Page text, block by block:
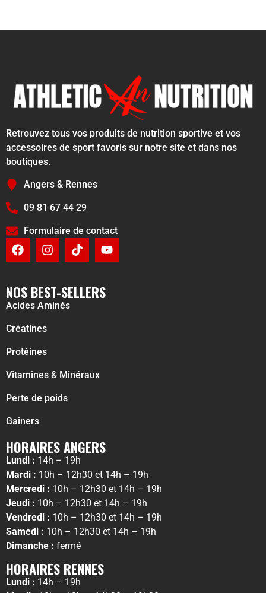
Retrouvez tous vos produits de nutrition sportive et vos
accessoires de sport favoris sur notre site et dans nos
boutiques.
Angers & Rennes
09 81 67 44 29
Formulaire de contact
NOS BEST-SELLERS
Acides Aminés
Créatines
Protéines
Vitamines & Minéraux
Perte de poids
Gainers
HORAIRES ANGERS
Lundi : 14h – 19h
Mardi : 10h – 12h30 et 14h – 19h
Mercredi : 10h – 12h30 et 14h – 19h
Jeudi : 10h – 12h30 et 14h – 19h
Vendredi : 10h – 12h30 et 14h – 19h
Samedi : 10h – 12h30 et 14h – 19h
Dimanche : fermé
HORAIRES RENNES
Lundi : 14h – 19h